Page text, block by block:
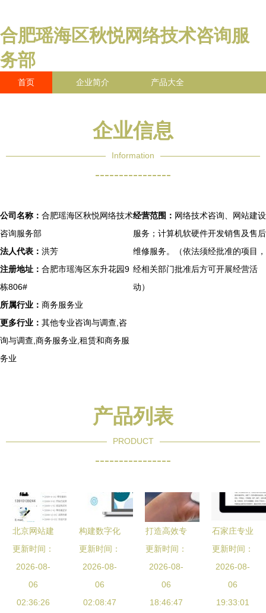
合肥瑶海区秋悦网络技术咨询服
务部
首页 企业简介 产品大全
企业信息
Information
----------------
公司名称： 合肥瑶海区秋悦网络技术
咨询服务部
法人代表： 洪芳
注册地址： 合肥市瑶海区东升花园9
栋806#
所属行业： 商务服务业
更多行业： 其他专业咨询与调查,咨
询与调查,商务服务业,租赁和商务服
务业
经营范围： 网络技术咨询、网站建设
服务；计算机软硬件开发销售及售后
维修服务。（依法须经批准的项目，
经相关部门批准后方可开展经营活
动）
产品列表
PRODUCT
----------------
北京网站建
设 选择龙
鼎网络，打
造高端数字
化品牌形象
更新时间：
2026-08-
06
02:36:26
构建数字化
门面，助力
企业腾飞
——一站式
网站建设服
更新时间：
2026-08-
06
02:08:47
打造高效专
业的网站建
设服务 从
策划到上线
全流程解析
更新时间：
2026-08-
06
18:46:47
石家庄专业
PHP开发与
网站建设服
务全攻略
更新时间：
2026-08-
06
19:33:01